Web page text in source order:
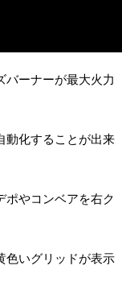
バーナーが最大火力
動化することが出来
ポやコンベアを右ク
色いグリッドが表示